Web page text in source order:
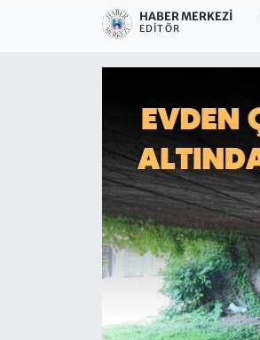
HABER MERKEZI
EDITÖR